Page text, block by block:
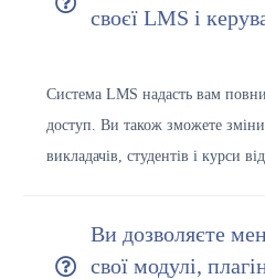
своєї LMS і
Система LMS надасть вам
доступ. Ви також зможете
викладачів, студентів і курси
Ви дозволяєте
свої модулі,